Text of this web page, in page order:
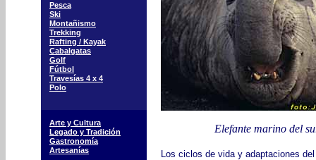
Pesca
Ski
Montañismo
Trekking
Rafting / Kayak
Cabalgatas
Golf
Fútbol
Travesías 4 x 4
Polo
Arte y Cultura
Legado y Tradición
Gastronomía
Artesanías
Elefante marino del
Los ciclos de vida y adaptaciones